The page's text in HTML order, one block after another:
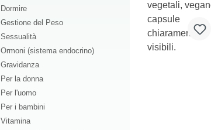
Dormire
Gestione del Peso
Sessualità
Ormoni (sistema endocrino)
Gravidanza
Per la donna
Per l'uomo
Per i bambini
Vitamina